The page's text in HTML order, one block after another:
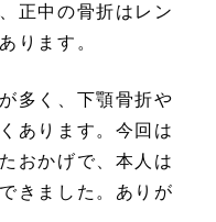
正中の骨折はレン
ります。
多く、下顎骨折や
あります。今回は
おかげで、本人は
きました。ありが